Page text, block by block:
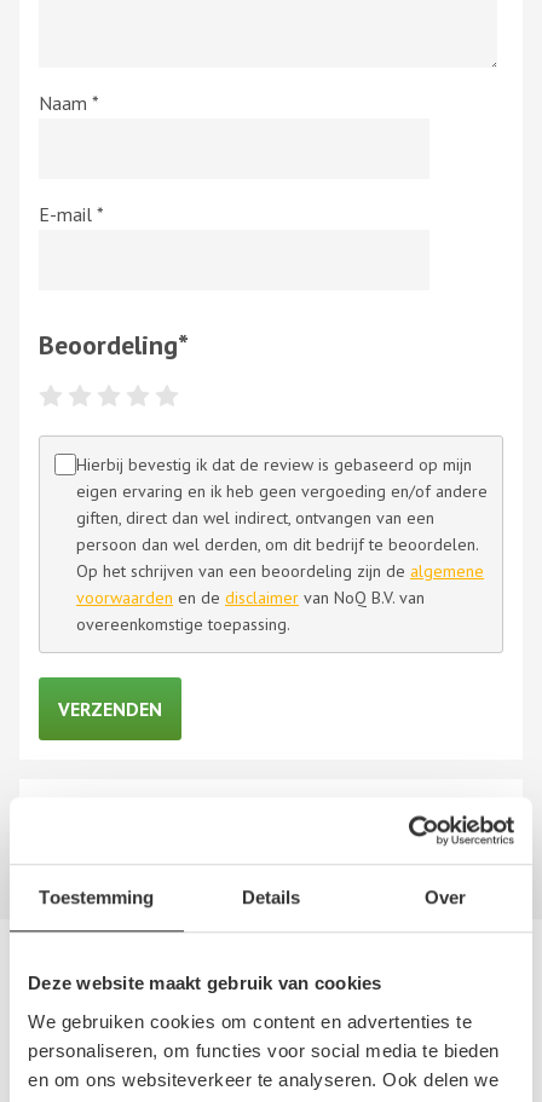
Toestemming Details Over
Deze website maakt gebruik van cookies
We gebruiken cookies om content en advertenties te
personaliseren, om functies voor social media te bieden
en om ons websiteverkeer te analyseren. Ook delen we
Naam *
E-mail *
Beoordeling*
Hierbij bevestig ik dat de review is gebaseerd op mijn
eigen ervaring en ik heb geen vergoeding en/of andere
giften, direct dan wel indirect, ontvangen van een
persoon dan wel derden, om dit bedrijf te beoordelen.
Op het schrijven van een beoordeling zijn de algemene
voorwaarden en de disclaimer van NoQ B.V. van
overeenkomstige toepassing.
eerste een review!
Andere autosloperijen in de buurt
Bent u op zoek naar een andere autosloperij, autosloop of
autodemontagebedrijf in de buurt van WijKopenAutos.nl?
Hieronder vind u een overzicht van autosloperijen in